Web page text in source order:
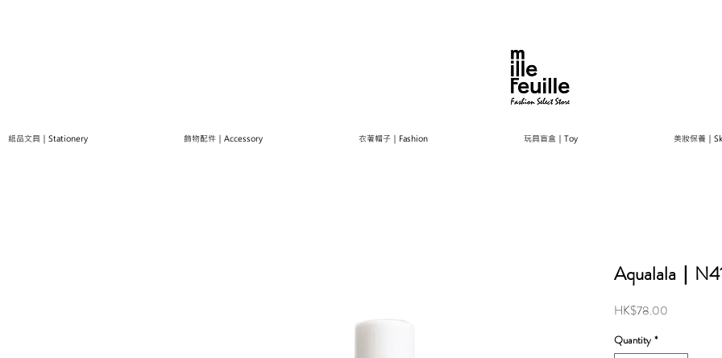
紙品文具｜Stationery 飾物配件｜Accessory 衣著帽子｜Fashion 玩具盲盒｜Toy 美妝保養｜
Aqualala｜
HK$78.00
Quantity *